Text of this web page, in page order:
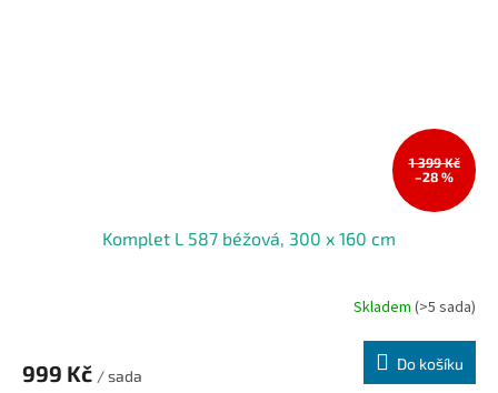
1 399 Kč
–28 %
Komplet L 587 béžová, 300 x 160 cm
Skladem (>5 sada)
999 Kč / sada
Do košíku